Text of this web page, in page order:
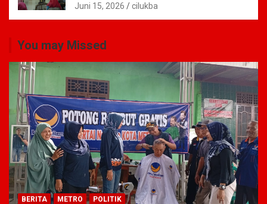
Juni 15, 2026 cilukba
You may Missed
BERITA METRO POLITIK